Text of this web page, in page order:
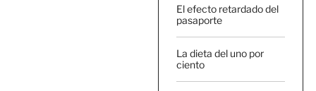
El efecto retardado del
pasaporte
La dieta del uno por
ciento